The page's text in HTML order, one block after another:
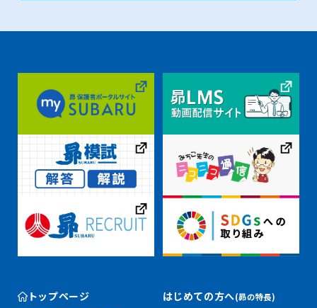
トップページ
はじめての方へ(昴の特長)